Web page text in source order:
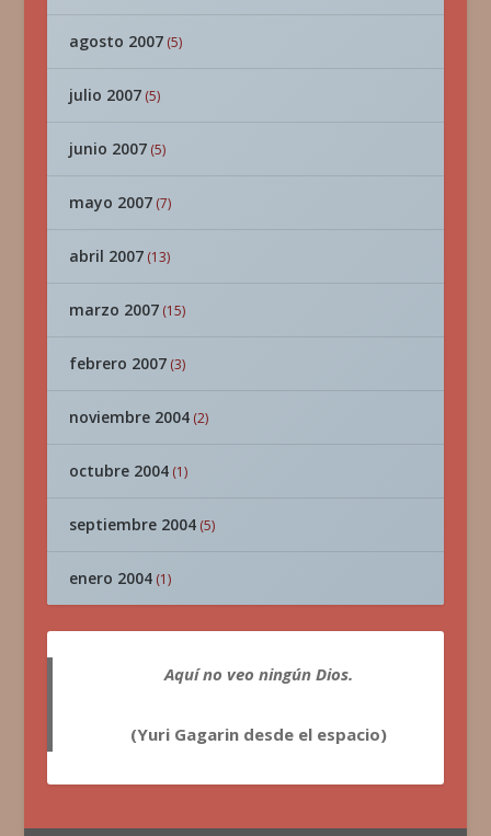
agosto 2007(5)
julio 2007(5)
junio 2007(5)
mayo 2007(7)
abril 2007(13)
marzo 2007(15)
febrero 2007(3)
noviembre 2004(2)
octubre 2004(1)
septiembre 2004(5)
enero 2004(1)
Aquí no veo ningún Dios.
(Yuri Gagarin desde el espacio)